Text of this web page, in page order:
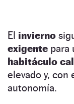
El invierno
exigente para
habitáculo
elevado y, con
autonomía.